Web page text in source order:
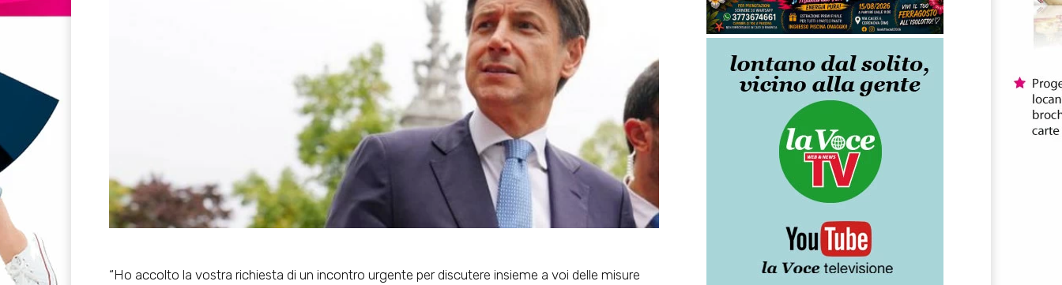
“Ho accolto la vostra richiesta di un incontro urgente per discutere insieme a voi delle misure